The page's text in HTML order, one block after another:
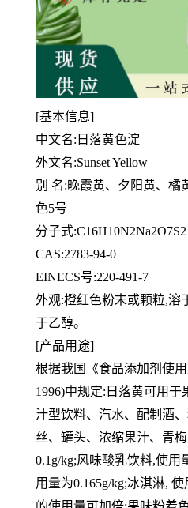
[基本信息]
中文名:日落黄色淀
外文名:Sunset Yellow
别 名:晚霞黄、夕阳黄、橘
色5号
分子式:C16H10N2Na2O7S2
CAS:2783-94-0
EINECS号:220-491-7
外观:橙红色粉末或颗粒,溶
于乙醇。
[产品用途]
根据我国《食品添加剂使
1996)中规定:日落黄可用
汁型饮料、汽水、配制酒
丝、罐头、浓缩果汁、青
0.1g/kg;风味酸乳饮料,使用
用量为0.165g/kg;冰淇淋,